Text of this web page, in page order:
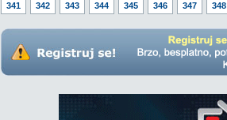
341
342 343 344 345 346 347 348